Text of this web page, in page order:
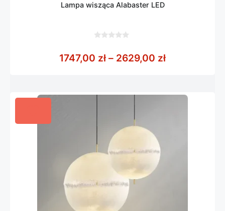
Lampa wisząca Alabaster LED
5
1747,00 zł – 2629,00 złZakres cen: